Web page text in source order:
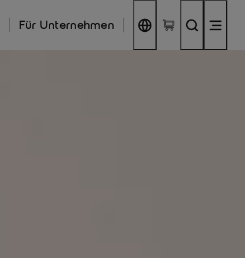
Für Unternehmen